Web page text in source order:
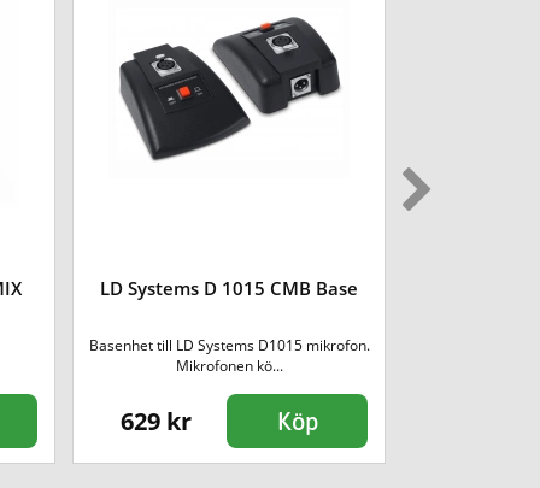
LD Systems D 1015 CMB Base
Basenhet till LD Systems D1015 mikrofon.
Mikrofonen kö...
629 kr Köp